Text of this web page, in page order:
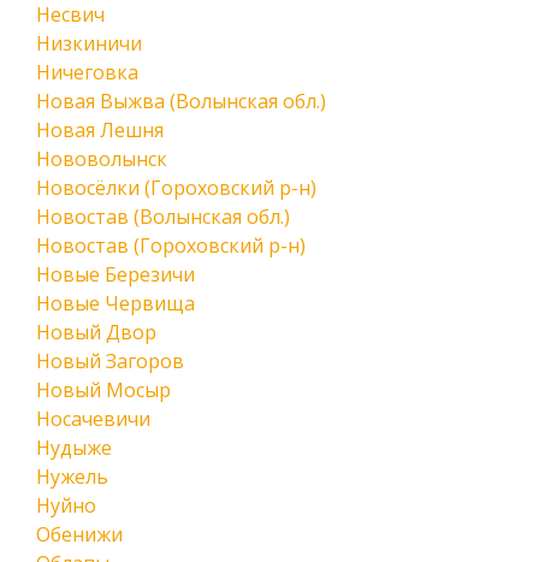
Несвич
Низкиничи
Ничеговка
Новая Выжва (Волынская обл.)
Новая Лешня
Нововолынск
Новосёлки (Гороховский р-н)
Новостав (Волынская обл.)
Новостав (Гороховский р-н)
Новые Березичи
Новые Червища
Новый Двор
Новый Загоров
Новый Мосыр
Носачевичи
Нудыже
Нужель
Нуйно
Обенижи